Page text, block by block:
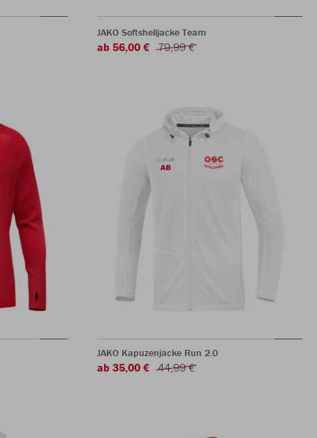
JAKO Softshelljacke Team
ab 56,00 € 79,99 €
JAKO Kapuzenjacke Run 2.0
ab 35,00 € 44,99 €